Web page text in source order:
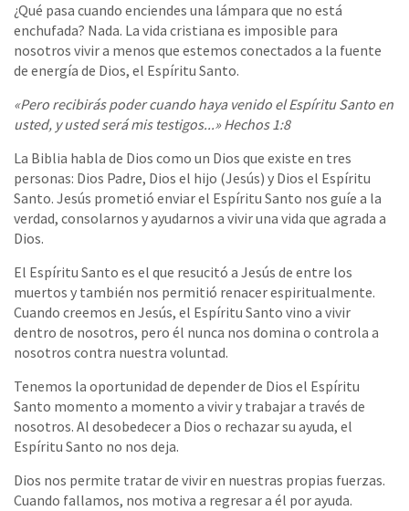
¿Qué pasa cuando enciendes una lámpara que no está
enchufada? Nada. La vida cristiana es imposible para
nosotros vivir a menos que estemos conectados a la fuente
de energía de Dios, el Espíritu Santo.
«Pero recibirás poder cuando haya venido el Espíritu Santo en
usted, y usted será mis testigos...» Hechos 1:8
La Biblia habla de Dios como un Dios que existe en tres
personas: Dios Padre, Dios el hijo (Jesús) y Dios el Espíritu
Santo. Jesús prometió enviar el Espíritu Santo nos guíe a la
verdad, consolarnos y ayudarnos a vivir una vida que agrada a
Dios.
El Espíritu Santo es el que resucitó a Jesús de entre los
muertos y también nos permitió renacer espiritualmente.
Cuando creemos en Jesús, el Espíritu Santo vino a vivir
dentro de nosotros, pero él nunca nos domina o controla a
nosotros contra nuestra voluntad.
Tenemos la oportunidad de depender de Dios el Espíritu
Santo momento a momento a vivir y trabajar a través de
nosotros. Al desobedecer a Dios o rechazar su ayuda, el
Espíritu Santo no nos deja.
Dios nos permite tratar de vivir en nuestras propias fuerzas.
Cuando fallamos, nos motiva a regresar a él por ayuda.